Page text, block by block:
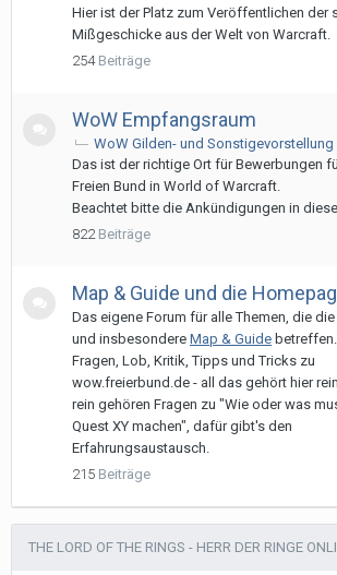
Hier ist der Platz zum Veröffentlichen der
Mißgeschicke aus der Welt von Warcraft.
254 Beiträge
WoW Empfangsraum
WoW Gilden- und Sonstigevorstellung
Das ist der richtige Ort für Bewerbungen
Freien Bund in World of Warcraft.
Beachtet bitte die Ankündigungen in
822 Beiträge
Map & Guide und die
Das eigene Forum für alle Themen, die
und insbesondere Map & Guide betreffen.
Fragen, Lob, Kritik, Tipps und Tricks zu
wow.freierbund.de - all das gehört hier
rein gehören Fragen zu "Wie oder was
Quest XY machen", dafür gibt's den
Erfahrungsaustausch.
215 Beiträge
THE LORD OF THE RINGS - HERR DER RINGE